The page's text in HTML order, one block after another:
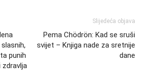
punih
zdravlja
Slijedeća objava
Pema Chödrön: Kad se sruši
svijet – Knjiga nade za sretnije
dane